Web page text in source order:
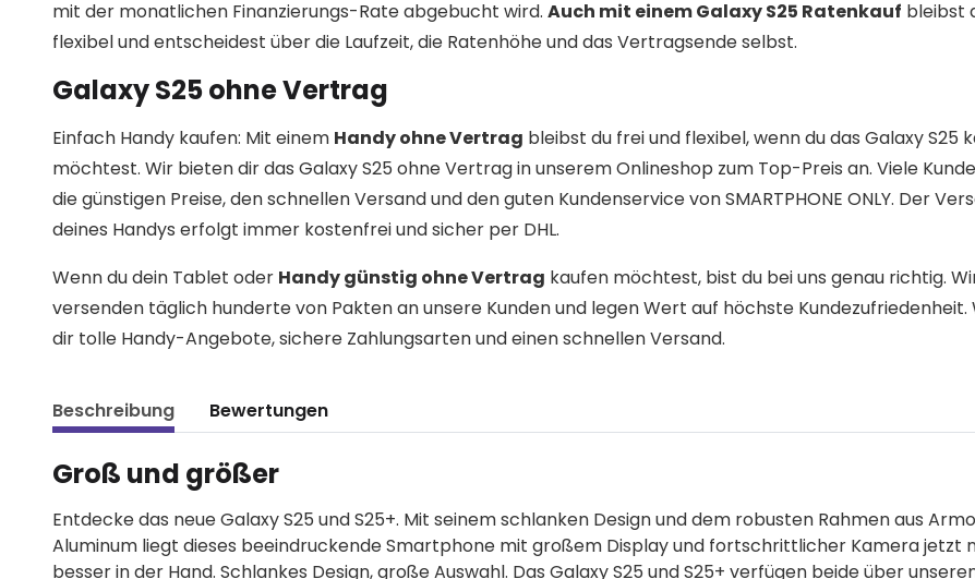
mit der monatlichen Finanzierungs-Rate abgebucht wird. Auch mit einem Galaxy S25 Ratenkauf bleibst
flexibel und entscheidest über die Laufzeit, die Ratenhöhe und das Vertragsende selbst.
Galaxy S25 ohne Vertrag
Einfach Handy kaufen: Mit einem Handy ohne Vertrag bleibst du frei und flexibel, wenn du das Galaxy S25
möchtest. Wir bieten dir das Galaxy S25 ohne Vertrag in unserem Onlineshop zum Top-Preis an. Viele
die günstigen Preise, den schnellen Versand und den guten Kundenservice von SMARTPHONE ONLY. Der
deines Handys erfolgt immer kostenfrei und sicher per DHL.
Wenn du dein Tablet oder Handy günstig ohne Vertrag kaufen möchtest, bist du bei uns genau richtig.
versenden täglich hunderte von Pakten an unsere Kunden und legen Wert auf höchste Kundezufriedenheit.
dir tolle Handy-Angebote, sichere Zahlungsarten und einen schnellen Versand.
Beschreibung Bewertungen
Groß und größer
Entdecke das neue Galaxy S25 und S25+. Mit seinem schlanken Design und dem robusten Rahmen aus
Aluminum liegt dieses beeindruckende Smartphone mit großem Display und fortschrittlicher Kamera jetzt
besser in der Hand. Schlankes Design, große Auswahl. Das Galaxy S25 und S25+ verfügen beide über